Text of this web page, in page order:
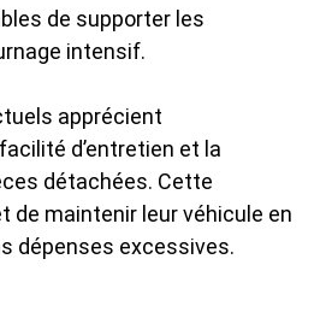
de supporter les
intensif.
apprécient
d’entretien et la
détachées. Cette
de maintenir leur véhicule en
dépenses excessives.